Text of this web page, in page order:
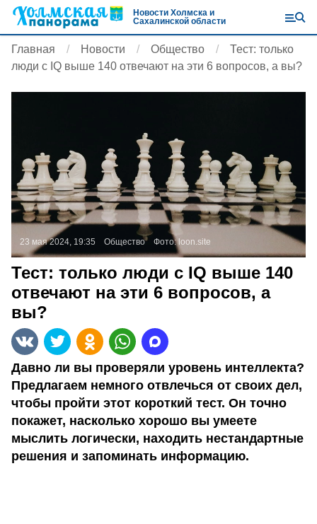
Новости Холмска и
Сахалинской области
Главная Новости Общество
Тест: только
люди с IQ выше 140 отвечают на эти 6 вопросов, а вы?
23 мая 2024, 19:35 Общество Фото: loon.site
Тест: только люди с IQ выше 140
отвечают на эти 6 вопросов, а
вы?
Давно ли вы проверяли уровень интеллекта?
Предлагаем немного отвлечься от своих дел,
чтобы пройти этот короткий тест. Он точно
покажет, насколько хорошо вы умеете
мыслить логически, находить нестандартные
решения и запоминать информацию.